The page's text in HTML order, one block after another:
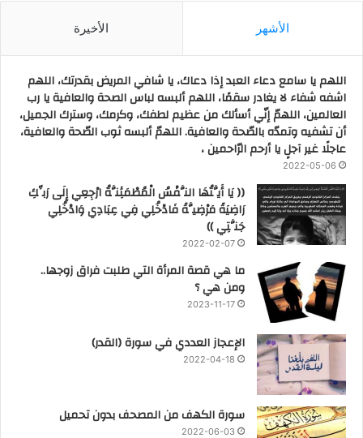
الأشهر الأخيرة
اللهم يا سامع دعاء العبد إذا دعاك، يا شافي المريض بقدرتك، اللهم
اشفه شفاء لا يغادر سقمًا، اللهم ألبسه لباس الصحة والعافية يا رب
العالمين، اللهمّ إنّي أسألك من عظيم لطفك، وكرمك، وسترك الجميل،
أن تشفيه وتمدّه بالصّحة والعافية. اللهمّ ألبسه ثوب الصّحة والعافية،
عاجلًا غير آجلٍ يا أرحم الرّاحمين ،
2022-05-06
(( يَا أَيَّتُهَا النَّفْسُ الْمُطْمَئِنَّةُ ارْجِعِي إِلَى رَبِّكِ
رَاضِيَةً مَرْضِيَّةً فَادْخُلِي فِي عِبَادِي وَادْخُلِي
جَنَّتِي ))
2022-02-07
ما هي قصة المرأة التي طلبت فراق زوجها..
ومن هي ؟
2023-11-17
‏الإعجاز العددي في سورة (القدر)
2022-04-18
سورة الكهف من المصحف بدون تحميل
2022-06-03